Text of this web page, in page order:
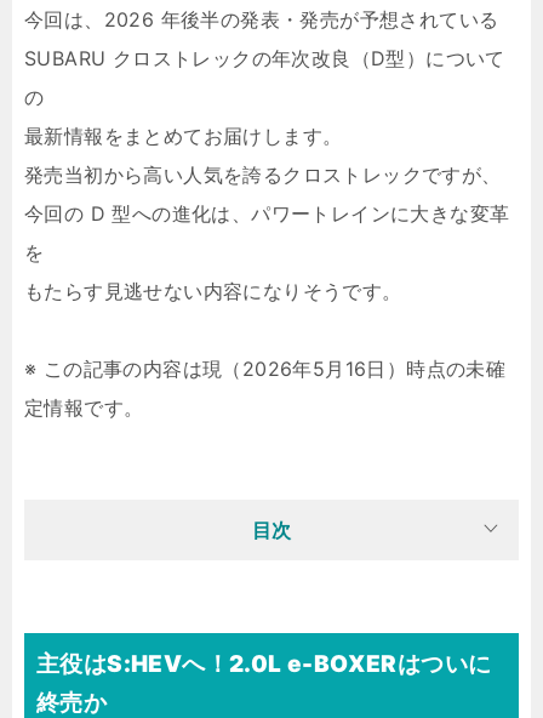
今回は、2026 年後半の発表・発売が予想されている
SUBARU クロストレックの年次改良（D型）について
の
最新情報をまとめてお届けします。
発売当初から高い人気を誇るクロストレックですが、
今回の D 型への進化は、パワートレインに大きな変革
を
もたらす見逃せない内容になりそうです。
※ この記事の内容は現（2026年5月16日）時点の未確
定情報です。
目次
主役はS:HEVへ！2.0L e-BOXERはついに
終売か